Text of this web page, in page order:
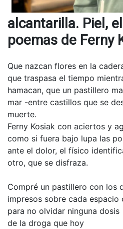
alcantarilla. Piel,
poemas de Ferny
Que nazcan flores en la
que traspasa el tiempo
hamacan, que un pastillero
mar -entre castillos que se
muerte.
Ferny Kosiak con aciertos y
como si fuera bajo lupa las
ante el dolor, el físico
otro, que se disfraza.
Compré un pastillero con los
impresos sobre cada espacio
para no olvidar ninguna dosis
de la droga que hoy